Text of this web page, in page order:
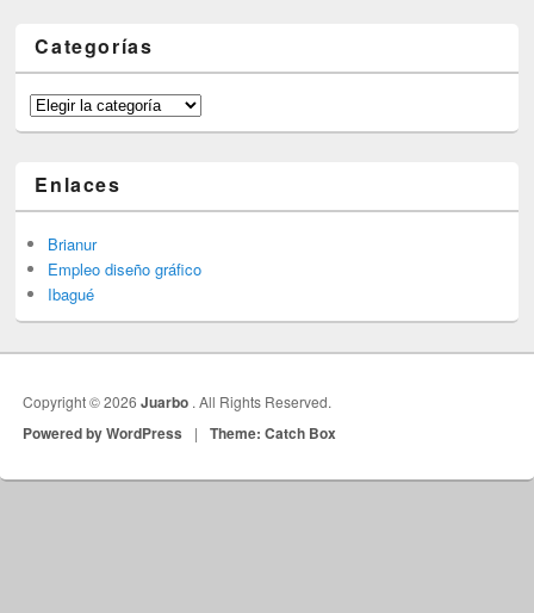
Categorías
Categorías
Enlaces
Brianur
Empleo diseño gráfico
Ibagué
Copyright © 2026Juarbo . All Rights Reserved.
Powered by WordPress | Theme: Catch Box